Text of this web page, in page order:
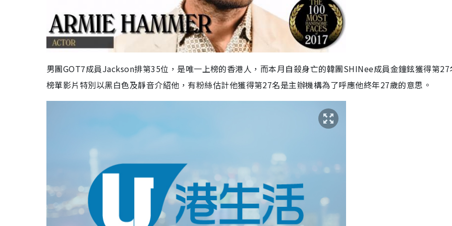
男團GOT7成員Jackson排第35位，是唯一上榜的香港人，而本月自殺身亡的韓團SHINee成員金鐘鉉獲得第27
榜單影片特別以黑白色及靜音介紹他，有粉絲估計他獲得第27名是主辦機構為了呼應他終年27歲的意思。